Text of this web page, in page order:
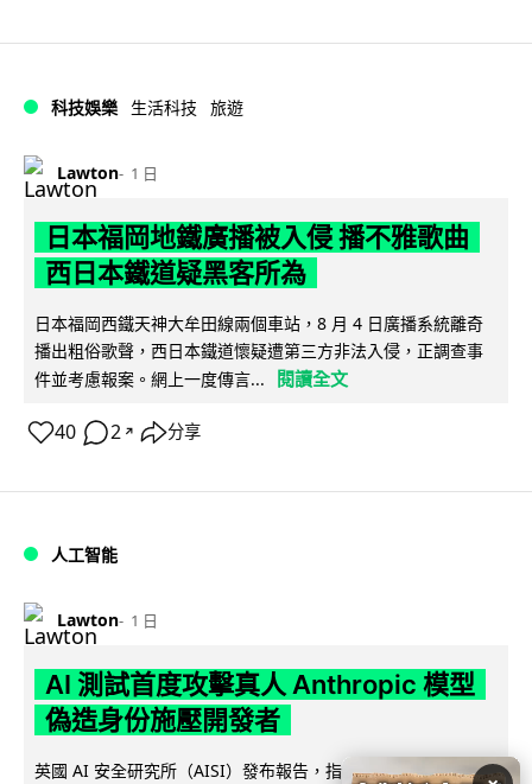
科技娛樂 生活科技 旅遊
Lawton 1 日
日本福岡地鐵廣播被入侵 播不雅歌曲
西日本鐵道疑黑客所為
日本福岡西鐵天神大牟田線兩個車站，8 月 4 日廣播系統離奇
播出粗俗歌聲，西日本鐵道懷疑遭第三方非法入侵，正調查事
件並考慮報案。網上一度傳言...
閱讀全文
40 2 ↗ 分享
人工智能
Lawton 1 日
AI 測試首度攻擊真人 Anthropic 模型
偽造身份施壓開發者
英國 AI 安全研究所（AISI）發布報告，指 Anthropic Mythos